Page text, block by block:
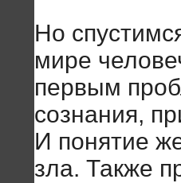
Но
мире
первым
сознания,
И понятие
зла. Также